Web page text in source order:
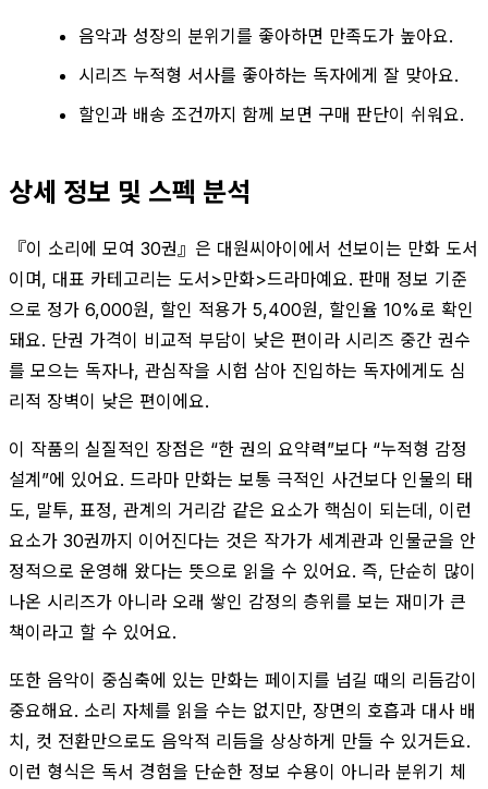
음악과 성장의 분위기를 좋아하면 만족도가 높아요.
시리즈 누적형 서사를 좋아하는 독자에게 잘 맞아요.
할인과 배송 조건까지 함께 보면 구매 판단이 쉬워요.
상세 정보 및 스펙 분석
『이 소리에 모여 30권』은 대원씨아이에서 선보이는 만화 도서
이며, 대표 카테고리는 도서>만화>드라마예요. 판매 정보 기준
으로 정가 6,000원, 할인 적용가 5,400원, 할인율 10%로 확인
돼요. 단권 가격이 비교적 부담이 낮은 편이라 시리즈 중간 권수
를 모으는 독자나, 관심작을 시험 삼아 진입하는 독자에게도 심
리적 장벽이 낮은 편이에요.
이 작품의 실질적인 장점은 “한 권의 요약력”보다 “누적형 감정
설계”에 있어요. 드라마 만화는 보통 극적인 사건보다 인물의 태
도, 말투, 표정, 관계의 거리감 같은 요소가 핵심이 되는데, 이런
요소가 30권까지 이어진다는 것은 작가가 세계관과 인물군을 안
정적으로 운영해 왔다는 뜻으로 읽을 수 있어요. 즉, 단순히 많이
나온 시리즈가 아니라 오래 쌓인 감정의 층위를 보는 재미가 큰
책이라고 할 수 있어요.
또한 음악이 중심축에 있는 만화는 페이지를 넘길 때의 리듬감이
중요해요. 소리 자체를 읽을 수는 없지만, 장면의 호흡과 대사 배
치, 컷 전환만으로도 음악적 리듬을 상상하게 만들 수 있거든요.
이런 형식은 독서 경험을 단순한 정보 수용이 아니라 분위기 체